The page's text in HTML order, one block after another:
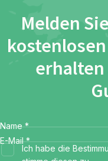
Melden
erhalten
Name *
E-Mail *
Ich habe die